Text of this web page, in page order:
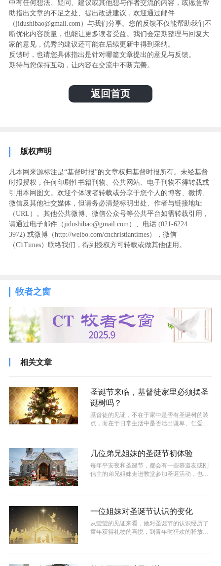
中有任何想法、疑问、建议或其他想与作者交流的内容，或愿意帮
助指出文章的不足之处、提出改进建议，欢迎通过邮件
（jidushibao@gmail.com）与我们分享。您的反馈不仅能帮助我们不
断优化内容质量，也能让更多读者受益。我们会定期整理与回复大
家的意见，优秀的建议还可能在后续更新中得到采纳。
反馈时，也请您具体指出是针对哪篇文章提出的意见与反馈。
期待与您保持互动，让内容在交流中不断完善。
返回首页
版权声明
凡本网来源标注是“基督时报”的文章权归基督时报所有。未经基督
时报授权，任何印刷性书籍刊物、公共网站、电子刊物不得转载或
引用本网图文。欢迎个体读者转载或分享于您个人的博客、微博、
微信及其他社交媒体，但请务必清楚标明出处、作者与链接地址
（URL）。其他公共微博、微信公众号等公共平台如需转载引用，
请通过电子邮件（jidushibao@gmail.com）、电话 (021-6224
3972) ‬或微博（http://weibo.com/cnchristiantimes），微信
（ChTimes）联络我们，得到授权方可转载或做其他使用。
牧者之窗
相关文章
圣诞节来临，基督徒家里必须摆圣
诞树吗？
基督徒的见证，不在于家中是否有圣诞树的装
点，而在于日常生活中是否活出谦卑、仁爱、
几位弟兄姐妹的圣诞节初体验
每年平安夜和圣诞节，都会有一些慕道友或刚
信主的弟兄姐妹走进教堂参加圣诞活动，也有
一位姐妹对圣诞节认识的变化
从莹莹的见证来看，她对圣诞节的认识经历了
童年获得礼物的喜悦，到青年时狂欢的释放，